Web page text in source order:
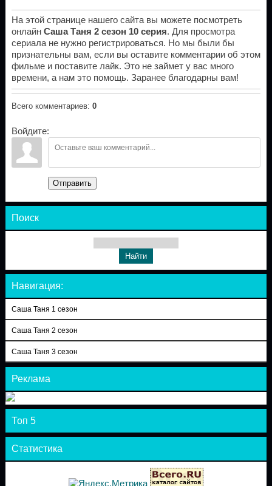
На этой странице нашего сайта вы можете посмотреть
онлайн Саша Таня 2 сезон 10 серия. Для просмотра
сериала не нужно регистрироваться. Но мы были бы
признательны вам, если вы оставите комментарии об этом
фильме и поставите лайк. Это не займет у вас много
времени, а нам это помощь. Заранее благодарны вам!
Всего комментариев: 0
Войдите:
Отправить
Поиск
Навигация:
Саша Таня 1 сезон
Саша Таня 2 сезон
Саша Таня 3 сезон
Реклама
Топ 5
Статистика